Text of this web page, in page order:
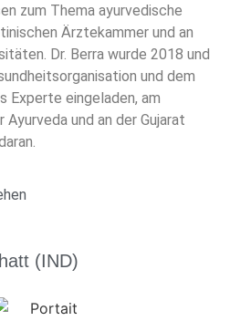
zum Thema ayurvedische
Ärztekammer und an
Dr. Berra wurde 2018 und
und dem
Experte eingeladen, am
und an der Gujarat
(IND)